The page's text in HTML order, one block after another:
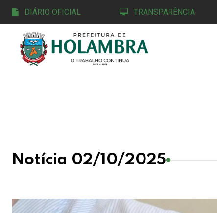
DIÁRIO OFICIAL TRANSPARÊNCIA
Notícia 02/10/2025